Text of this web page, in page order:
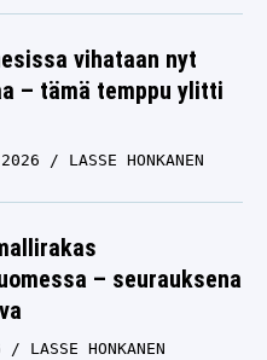
vihataan nyt
– tämä temppu ylitti
LASSE HONKANEN
– seurauksena
LASSE HONKANEN